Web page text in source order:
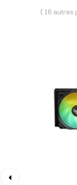
( 16